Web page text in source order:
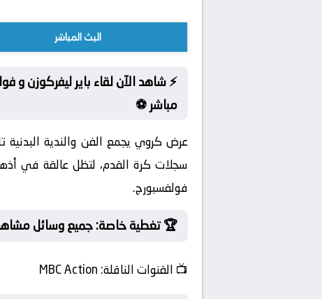
البث المباشر
⚡ شاهد الآن لقاء باير ليفركوزن و
مباشر ⚽
عرض كروي يجمع الفن والندية
سجلات كرة القدم، لتظل عالقة في
فولفسبورج.
🏆 تغطية خاصة: جميع وسائل مشاهدة
📺 القنوات الناقلة: